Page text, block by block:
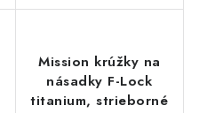
Mission krúžky na
násadky F-Lock
titanium, strieborné